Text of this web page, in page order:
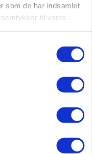
som de har indsamlet
til vores
elefantgræs